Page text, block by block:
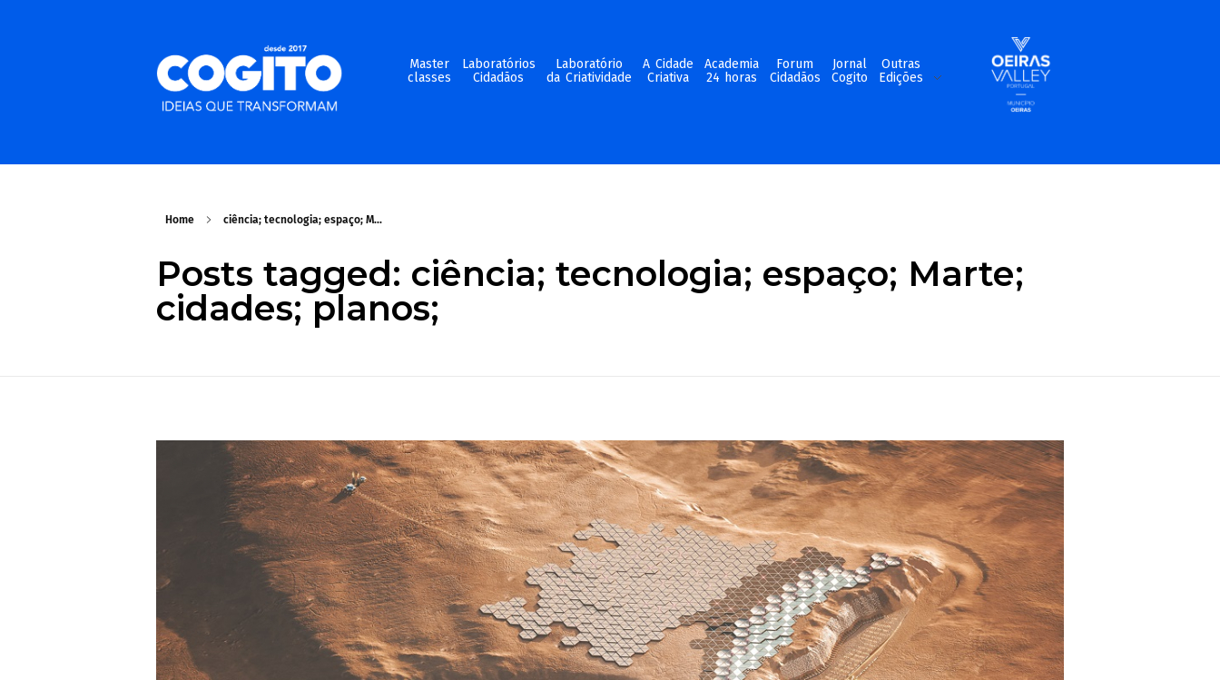
Master
classes
Laboratórios
Cidadãos
Laboratório
da Criatividade
A Cidade
Criativa
Academia
24 horas
Forum
Cidadãos
Jornal
Cogito
Outras
Edições
Home ciência; tecnologia; espaço; M...
Posts tagged: ciência; tecnologia; espaço; Marte;
cidades; planos;